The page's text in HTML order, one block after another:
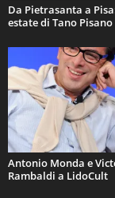
Da Pietrasanta a
estate di Tano Pisano
Antonio Monda e
Rambaldi a LidoCult